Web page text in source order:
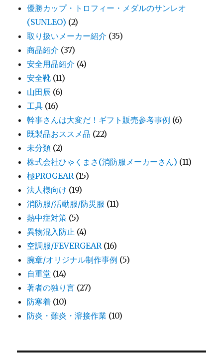
優勝カップ・トロフィー・メダルのサンレオ
(SUNLEO) (2)
取り扱いメーカー紹介 (35)
商品紹介 (37)
安全用品紹介 (4)
安全靴 (11)
山田辰 (6)
工具 (16)
幹事さんは大変だ！ギフト販売参考事例 (6)
既製品おススメ品 (22)
未分類 (2)
株式会社ひゃくまさ(消防服メーカーさん) (11)
極PROGEAR(15)
法人様向け (19)
消防服/活動服/防災服 (11)
熱中症対策 (5)
異物混入防止 (4)
空調服/FEVERGEAR(16)
腕章/オリジナル制作事例 (5)
自重堂 (14)
著者の独り言 (27)
防寒着 (10)
防炎・難炎・溶接作業 (10)